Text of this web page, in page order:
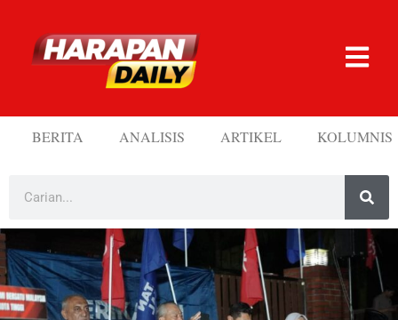
BERITA ANALISIS ARTIKEL KOLUMNIS